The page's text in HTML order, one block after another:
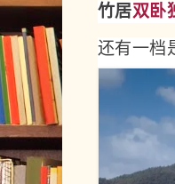
竹居双卧
还有一档